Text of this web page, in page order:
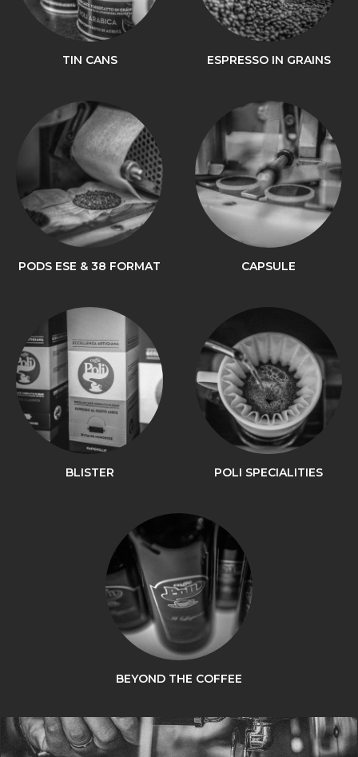
TIN CANS ESPRESSO IN GRAINS
PODS ESE & 38 FORMAT CAPSULE
BLISTER POLI SPECIALITIES
BEYOND THE COFFEE